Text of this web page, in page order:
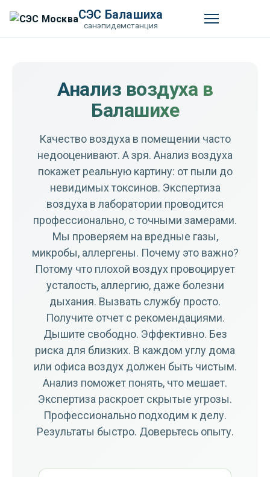
СЭС Балашиха
санэпидемстанция
Анализ воздуха в
Балашихе
Качество воздуха в помещении часто
недооценивают. А зря. Анализ воздуха
покажет реальную картину: от пыли до
невидимых токсинов. Экспертиза
воздуха в лаборатории проводится
профессионально, с точными замерами.
Мы проверяем на вредные газы,
микробы, аллергены. Почему это важно?
Потому что плохой воздух провоцирует
усталость, аллергию, даже болезни
дыхания. Вызвать службу просто.
Получите отчет с рекомендациями.
Дышите свободно. Эффективно. Без
риска для близких. В каждом углу дома
или офиса воздух должен быть чистым.
Анализ поможет понять, что мешает.
Экспертиза раскроет скрытые угрозы.
Профессионально подходим к делу.
Результаты быстро. Доверьтесь опыту.